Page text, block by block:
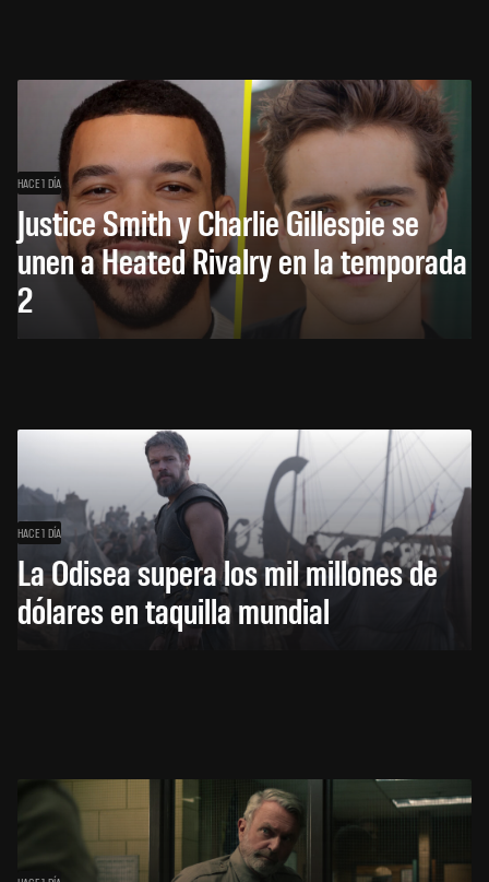
HACE 1 DÍA
Justice Smith y Charlie Gillespie se
unen a Heated Rivalry en la temporada
2
HACE 1 DÍA
La Odisea supera los mil millones de
dólares en taquilla mundial